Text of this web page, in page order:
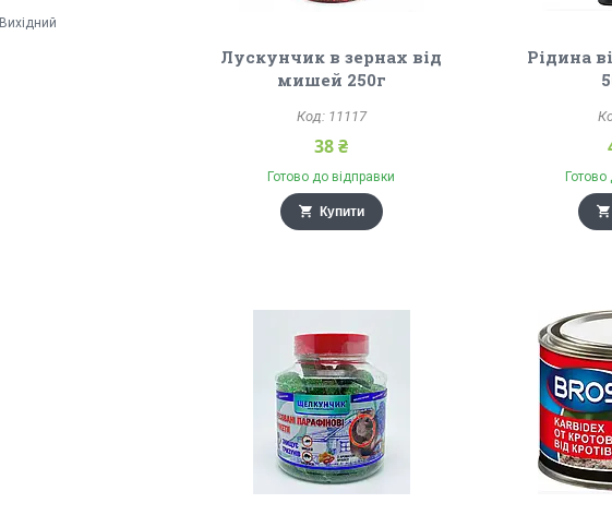
Лускунчик в зернах від
мишей 250г
11117
38 ₴
Готово до відправки
Купити
Рідина
Готово
Вихідний